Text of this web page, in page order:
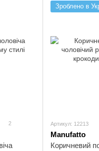
2
Зроблено в
Артикул: 12213
Manufatto
Коричневий